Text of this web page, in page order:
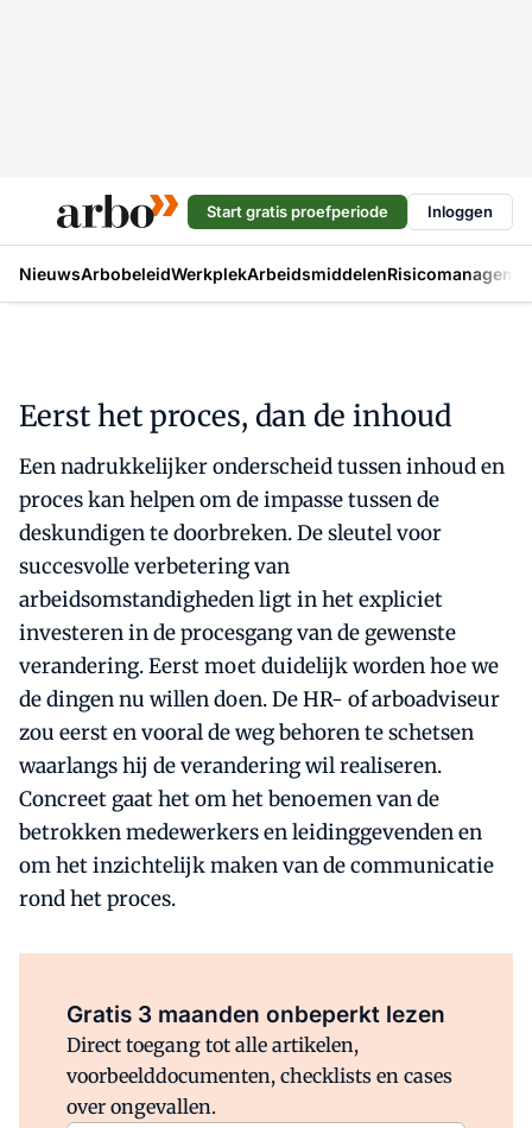
Start gratis proefperiode Inloggen
NieuwsArbobeleidWerkplekArbeidsmiddelen
Eerst het proces, dan de inhoud
Een nadrukkelijker onderscheid tussen inhoud en
proces kan helpen om de impasse tussen de
deskundigen te doorbreken. De sleutel voor
succesvolle verbetering van
arbeidsomstandigheden ligt in het expliciet
investeren in de procesgang van de gewenste
verandering. Eerst moet duidelijk worden hoe we
de dingen nu willen doen. De HR- of arboadviseur
zou eerst en vooral de weg behoren te schetsen
waarlangs hij de verandering wil realiseren.
Concreet gaat het om het benoemen van de
betrokken medewerkers en leidinggevenden en
om het inzichtelijk maken van de communicatie
rond het proces.
Gratis 3 maanden onbeperkt lezen
Direct toegang tot alle artikelen,
voorbeelddocumenten, checklists en cases
over ongevallen.